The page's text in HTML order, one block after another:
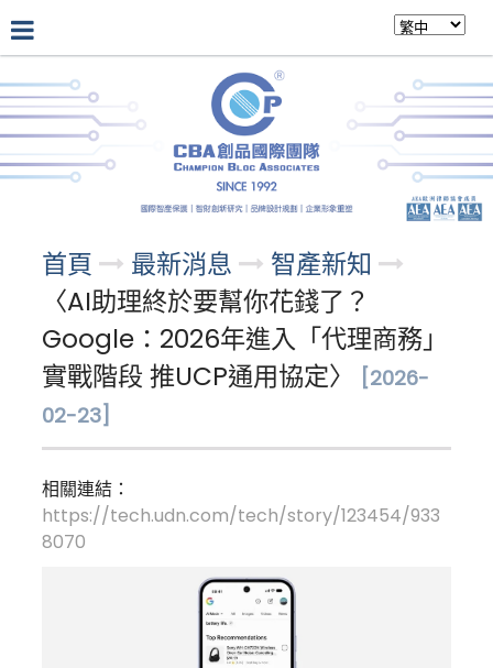
公司介紹 專業團隊
首頁 最新消息
智產新知
〈AI助理終於要幫你花錢了？
Google：2026年進入「代理商務」
實戰階段 推UCP通用協定〉
[2026-
02-23]
相關連結：
https://tech.udn.com/tech/story/123454/933
8070